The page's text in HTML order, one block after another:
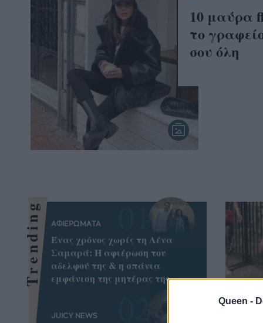
Queen -
10 μαύρα
το
σου όλη
Trending ΑΦΙΕΡΩΜΑΤΑ
Ένας χρόνος χωρίς τη Λένα
Σαμαρά: Η αφιέρωση του
αδελφού της & η σπάνια
εμφάνιση της μητέρας της
JUICY NEWS